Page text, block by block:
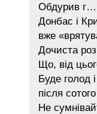
Обдурив г…
Донбас і
вже
Дочиста
Що, від
Буде голод
після
Не